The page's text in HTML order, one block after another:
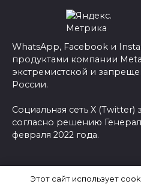
WhatsApp, Facebook и
продуктами компании
экстремистской и
России.
Социальная сеть X
согласно решению
февраля 2022 года.
Этот сайт использует